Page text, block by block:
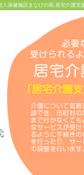
人保健施設まなびの苑:居宅介護